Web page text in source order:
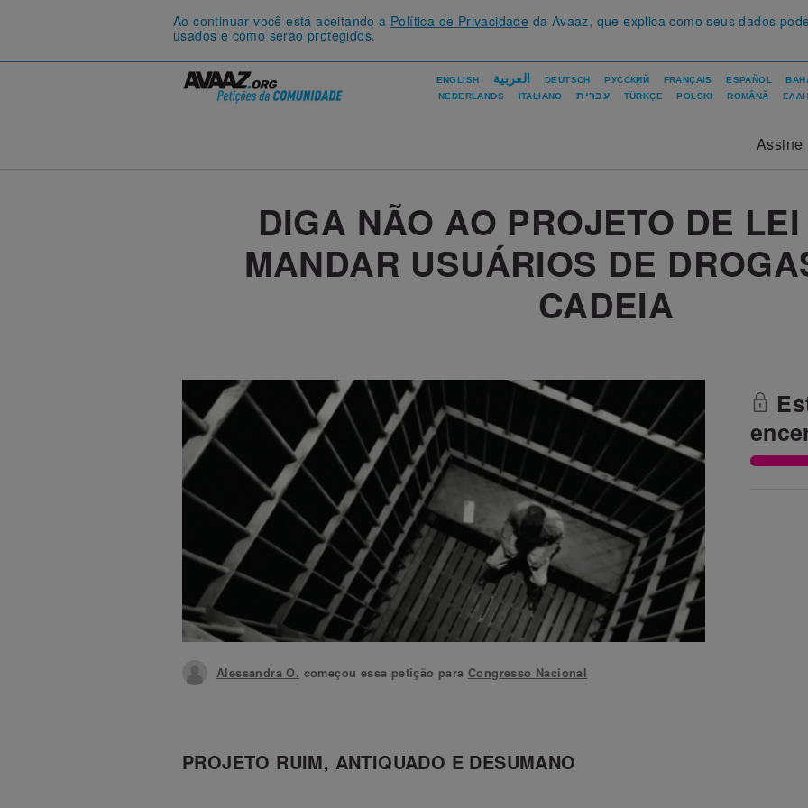
Ao continuar você está aceitando a Política de Privacidade da Avaaz, que explica como seus dados
usados e como serão protegidos.
ENGLISH العربية DEUTSCH РУССКИЙ FRANÇAIS ESPAÑOL
NEDERLANDS ITALIANO עברית TÜRKÇE POLSKI ROMÂNĂ
Assine
DIGA NÃO AO PROJETO DE
MANDAR USUÁRIOS DE
CADEIA
Alessandra O. começou essa petição paraCongresso Nacional
PROJETO RUIM, ANTIQUADO E DESUMANO